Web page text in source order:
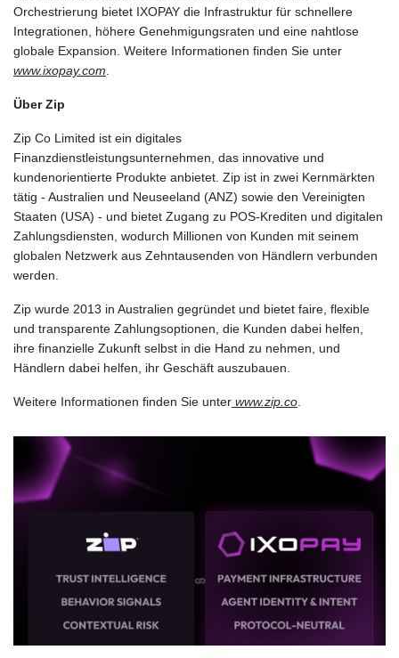
Orchestrierung bietet IXOPAY die Infrastruktur für schnellere
Integrationen, höhere Genehmigungsraten und eine nahtlose
globale Expansion. Weitere Informationen finden Sie unter
www.ixopay.com
Über Zip
Zip Co Limited ist ein digitales
Finanzdienstleistungsunternehmen, das innovative und
kundenorientierte Produkte anbietet. Zip ist in zwei Kernmärkten
tätig - Australien und Neuseeland (ANZ) sowie den Vereinigten
Staaten (USA) - und bietet Zugang zu POS-Krediten und digitalen
Zahlungsdiensten, wodurch Millionen von Kunden mit seinem
globalen Netzwerk aus Zehntausenden von Händlern verbunden
werden.
Zip wurde 2013 in Australien gegründet und bietet faire, flexible
und transparente Zahlungsoptionen, die Kunden dabei helfen,
ihre finanzielle Zukunft selbst in die Hand zu nehmen, und
Händlern dabei helfen, ihr Geschäft auszubauen.
Weitere Informationen finden Sie unter www.zip.co